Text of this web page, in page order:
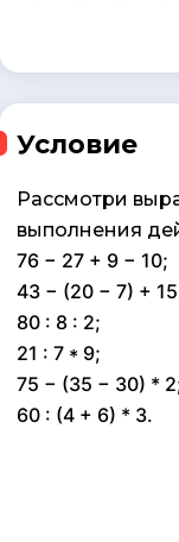
Условие
Рассмотри
выполнения
76 − 27 + 9 − 10;
43 − (20 − 7) +
80 : 8 : 2;
21 : 7 * 9;
75 − (35 − 30) *
60 : (4 + 6) * 3.